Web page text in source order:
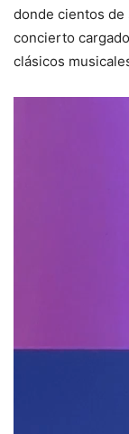
donde cientos
concierto
clásicos